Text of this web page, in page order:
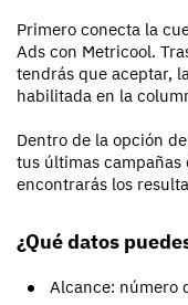
Primero conecta la
Ads con Metricool.
tendrás que aceptar,
habilitada en la
Dentro de la opción
tus últimas campañas
encontrarás los
¿Qué datos
Alcance: número